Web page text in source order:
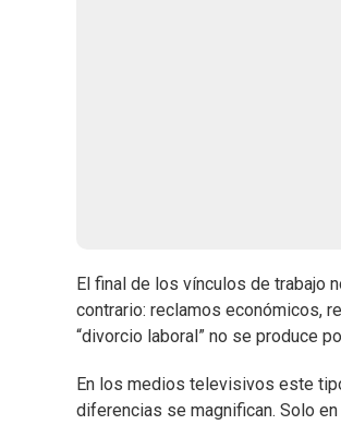
El final de los vínculos de trabajo
contrario: reclamos económicos,
“divorcio laboral” no se produce
En los medios televisivos este
diferencias se magnifican. Solo